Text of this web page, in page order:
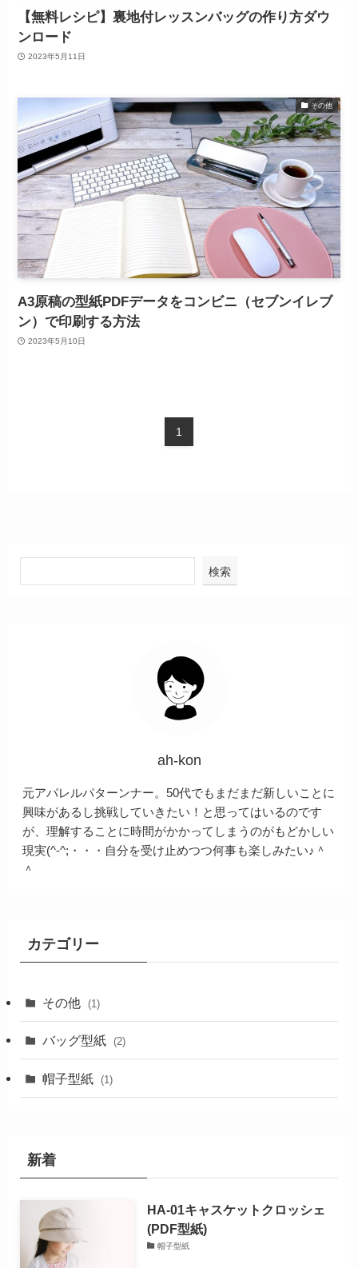
【無料レシピ】裏地付レッスンバッグの作り方ダウ
ンロード
2023年5月11日
その他
A3原稿の型紙PDFデータをコンビニ（セブンイレブ
ン）で印刷する方法
2023年5月10日
1
検索
ah-kon
元アパレルパターンナー。50代でもまだまだ新しいことに
興味があるし挑戦していきたい！と思ってはいるのです
が、理解することに時間がかかってしまうのがもどかしい
現実(^-^;・・・自分を受け止めつつ何事も楽しみたい♪＾
＾
カテゴリー
その他 (1)
バッグ型紙 (2)
帽子型紙 (1)
新着
HA-01キャスケットクロッシェ
(PDF型紙)
帽子型紙